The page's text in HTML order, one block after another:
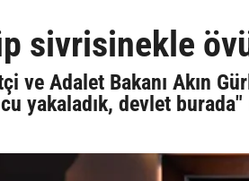
sivrisinekle
ve Adalet Bakanı Akın
yakaladık, devlet burada"